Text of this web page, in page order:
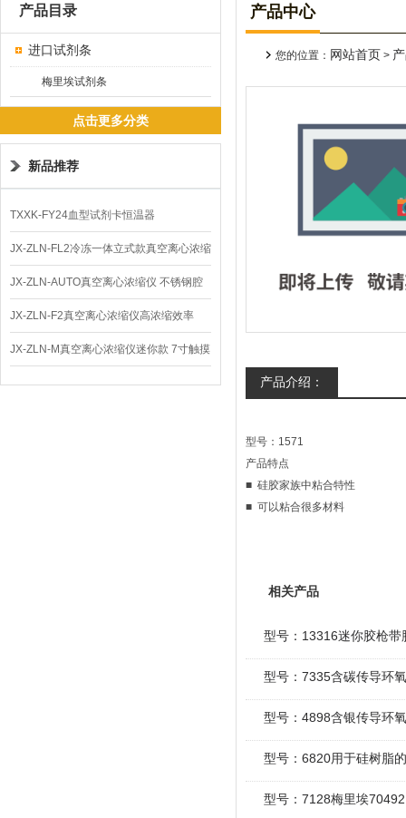
产品目录
进口试剂条
梅里埃试剂条
点击更多分类
新品推荐
TXXK-FY24血型试剂卡恒温器
JX-ZLN-FL2冷冻一体立式款真空离心浓缩
仪 低温功能
JX-ZLN-AUTO真空离心浓缩仪 不锈钢腔
体
JX-ZLN-F2真空离心浓缩仪高浓缩效率
JX-ZLN-M真空离心浓缩仪迷你款 7寸触摸
屏
产品中心
您的位置： 网站首页 >
产品介绍：
型号：1571
产品特点
■ 硅胶家族中粘合特性
■ 可以粘合很多材料
相关产品
型号：13316迷你胶枪带
型号：7335含碳传导环
型号：4898含银传导环
型号：6820用于硅树脂
型号：7128梅里埃70492